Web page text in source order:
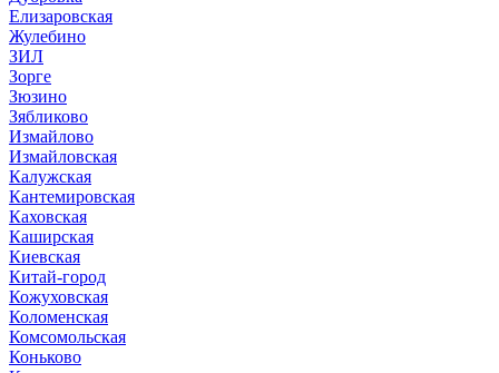
Елизаровская
Жулебино
ЗИЛ
Зорге
Зюзино
Зябликово
Измайлово
Измайловская
Калужская
Кантемировская
Каховская
Каширская
Киевская
Китай-город
Кожуховская
Коломенская
Комсомольская
Коньково